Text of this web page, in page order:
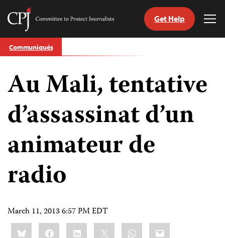
Skip
to
Committee
Journalists
Get Help
Communiqués
Au Mali, tentative
d’assassinat d’un
animateur de
radio
March 11, 2013 6:57 PM EDT
Share
this:BlueskyFacebookLinkedIn WhatsApp
Email